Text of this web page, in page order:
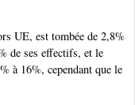
UE, est tombée de 2,8%
de ses effectifs, et le
à 16%, cependant que le